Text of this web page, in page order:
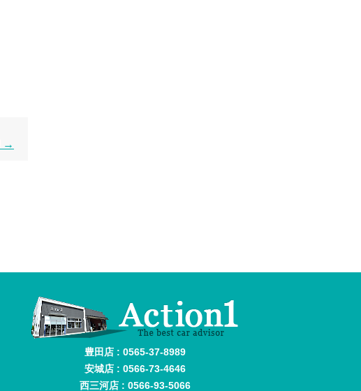
→
豊田店 : 0565-37-8989
安城店 : 0566-73-4646
西三河店 : 0566-93-5066